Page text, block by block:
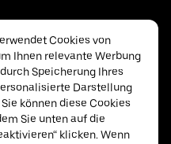
Cookies von
Ihnen relevante Werbung
Speicherung Ihres
Darstellung
können diese Cookies
Sie unten auf die
klicken. Wenn